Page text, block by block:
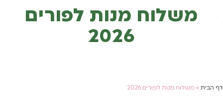
משלוח מנות לפורים
2026
דף הבית » משלוח מנות לפורים 2026